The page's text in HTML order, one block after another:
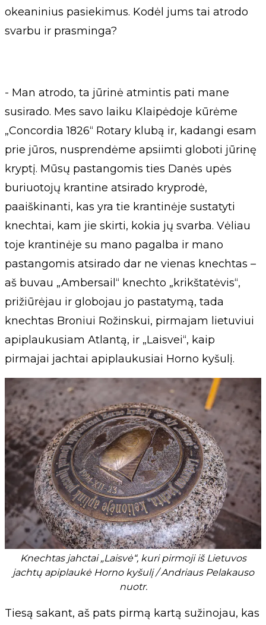
okeaninius pasiekimus. Kodėl jums tai atrodo
svarbu ir prasminga?
- Man atrodo, ta jūrinė atmintis pati mane
susirado. Mes savo laiku Klaipėdoje kūrėme
„Concordia 1826“ Rotary klubą ir, kadangi esam
prie jūros, nusprendėme apsiimti globoti jūrinę
kryptį. Mūsų pastangomis ties Danės upės
buriuotojų krantine atsirado kryprodė,
paaiškinanti, kas yra tie krantinėje sustatyti
knechtai, kam jie skirti, kokia jų svarba. Vėliau
toje krantinėje su mano pagalba ir mano
pastangomis atsirado dar ne vienas knechtas –
aš buvau „Ambersail“ knechto „krikštatėvis“,
prižiūrėjau ir globojau jo pastatymą, tada
knechtas Broniui Rožinskui, pirmajam lietuviui
apiplaukusiam Atlantą, ir „Laisvei“, kaip
pirmajai jachtai apiplaukusiai Horno kyšulį.
Knechtas jahctai „Laisvė“, kuri pirmoji iš Lietuvos
jachtų apiplaukė Horno kyšulį / Andriaus Pelakauso
nuotr.
Tiesą sakant, aš pats pirmą kartą sužinojau, kas